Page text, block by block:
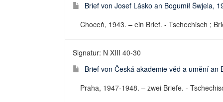
Brief von Josef Lásko an Bogumił Šwjela,
Choceň, 1943. – ein Brief. - Tschechisch ;
Signatur: N XIII 40-30
Brief von Česká akademie věd a umění an
Praha, 1947-1948. – zwei Briefe. -